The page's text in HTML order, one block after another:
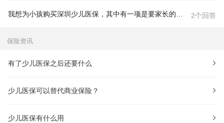
2个回答
保险资讯
有了少儿医保之后还要什么
少儿医保可以替代商业保险？
少儿医保有什么用